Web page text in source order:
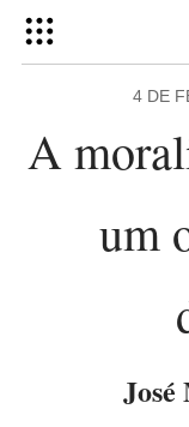
4 DE
A
um
José